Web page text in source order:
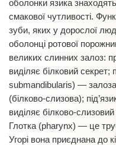
оболонки язика
смакової чутливості.
зуби, яких у дорослої
оболонці ротової
великих слинних залоз:
виділяє білковий
submandibularis) —
(білково-слизова);
виділяє білково-
Глотка (pharynx) — це
Угорі вона приєднана до